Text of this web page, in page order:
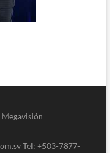
Tel: +503-7877-